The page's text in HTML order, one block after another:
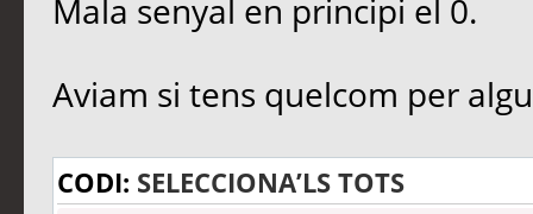
Mala senyal en principi el 0.
Aviam si tens quelcom per
CODI: SELECCIONA’LS TOTS